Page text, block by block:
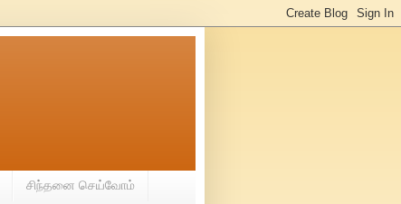
சிந்தனை செய்வோம்